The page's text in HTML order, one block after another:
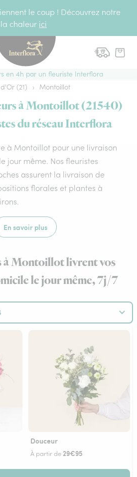
le coup ! Découvrez notre
chaleur ici
en 4h par un fleuriste Interflora
(21) › Montoillot
à Montoillot (21540)
du réseau Interflora
à Montoillot pour une livraison
jour même. Nos fleuristes
assurent la livraison de
florales et plantes à
En savoir plus
à Montoillot livrent vos
le jour même, 7j/7
Douceur
À partir de29€95